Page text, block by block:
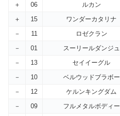
＋
06 ルカン
＋
15 ワンダーカタリナ
－
11 ロゼクラン
－
01 スーリールダンジュ
－
13 セイイーグル
－
10 ベルウッドブラボー
－
12 ケルンキングダム
－
09 フルメタルボディー